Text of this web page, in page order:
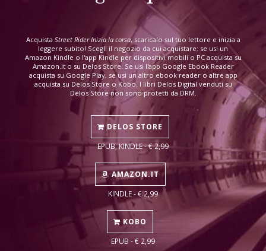
Acquista Street Rider Inizia la corsa, scaricalo sul tuo lettore e inizia a
leggere subito! Scegli il negozio da cui acquistare: se usi un
Amazon Kindle o l'app Kindle per dispositivi mobili o PC acquista su
Amazon.it o su Delos Store. Se usi l'app Google Ebook Reader
acquista su Google Play, se usi un altro ebook reader o altre app
acquista su Delos Store o Kobo. I libri Delos Digital venduti su
Delos Store non sono protetti da DRM.
DELOS STORE
EPUB, KINDLE - € 2,99
AMAZON.IT
KINDLE - € 2,99
KOBO
EPUB - € 2,99